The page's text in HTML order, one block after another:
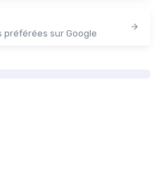
préférées sur Google